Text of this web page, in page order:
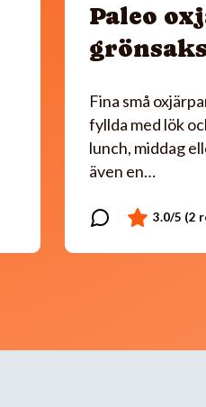
Paleo
Fina små
fyllda med lök
lunch, middag
även en…